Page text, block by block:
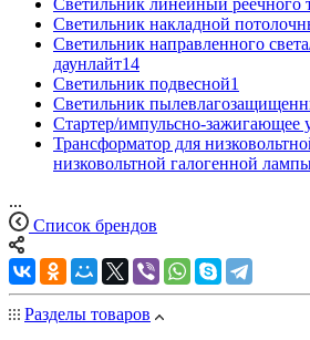
Светильник накладной
Светильник направленного
даунлайт14
Светильник подвесной1
Светильник
Стартер/импульсно-зажигающее
Трансформатор для
низковольтной галогенной
...
Список брендов
Разделы товаров